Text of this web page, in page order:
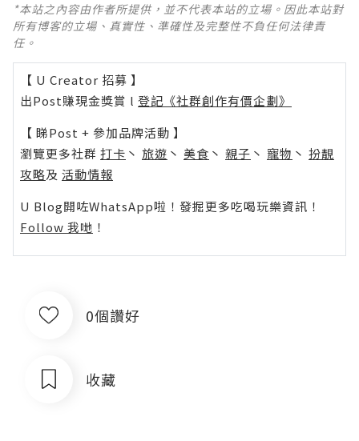
*本站之內容由作者所提供，並不代表本站的立場。因此本站對
所有博客的立場、真實性、準確性及完整性不負任何法律責
任。
【 U Creator 招募 】
出Post賺現金獎賞 l 登記《社群創作有價企劃》
【 睇Post + 參加品牌活動 】
瀏覽更多社群 打卡 丶 旅遊 丶 美食 丶 親子 丶 寵物 丶 扮靚
攻略及 活動情報
U Blog開咗WhatsApp啦！發掘更多吃喝玩樂資訊！
Follow 我哋 ！
0個讚好
收藏